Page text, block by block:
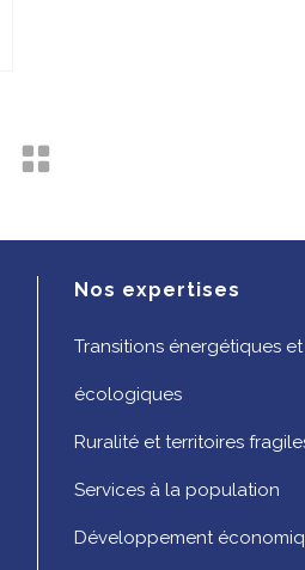
Nos expertises
Transitions énergétiques et
écologiques
Ruralité et territoires
Services à la population
Développement